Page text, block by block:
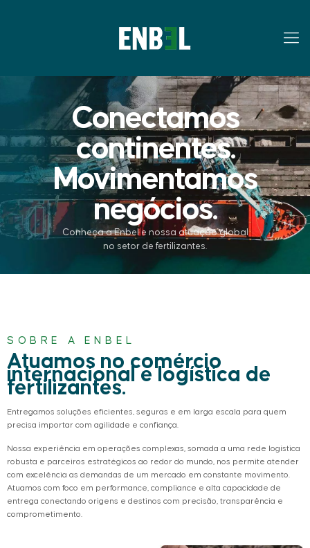
Conectamos
continentes.
Movimentamos
negócios.
Conheça a Enbel e nossa atuação global
no setor de fertilizantes.
SOBRE A ENBEL
Atuamos no comércio
internacional e logística de
fertilizantes.
Entregamos soluções eficientes, seguras e em larga escala para quem
precisa importar com agilidade e confiança.
Nossa experiência em operações complexas, somada a uma rede logística
robusta e parceiros estratégicos ao redor do mundo, nos permite atender
com excelência as demandas de um mercado em constante movimento.
Atuamos com foco em performance, compliance e alta capacidade de
entrega conectando origens e destinos com precisão, transparência e
comprometimento.